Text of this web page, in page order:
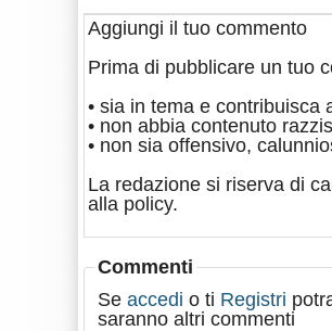
Aggiungi il tuo commento
Prima di pubblicare un tuo
• sia in tema e contribuisca
• non abbia contenuto
• non sia offensivo,
La redazione si riserva di
alla policy.
Commenti
Se accedi o ti Registri
saranno altri commenti